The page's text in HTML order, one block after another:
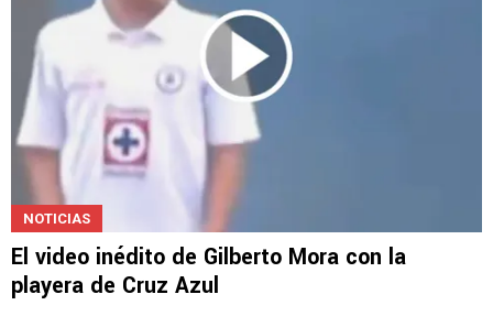
NOTICIAS
El video inédito de Gilberto Mora con la
playera de Cruz Azul